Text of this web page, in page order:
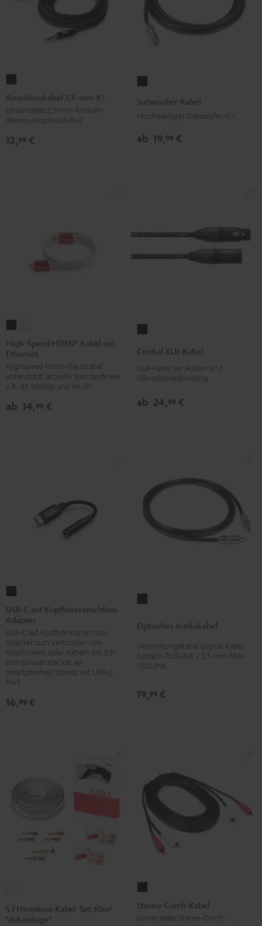
3,5-
mm-
Klinke
Schwarz
Anschlusskabel 3,5-mm-Klinke
Universelles 3,5-mm-Klinken-
Stereo-Anschlusskabel
12,99 €
Subwoofer-Kabel
Hochwertiges Subwoofer-Kabel
ab 19,99 €
Speed
HDMI®
Kabel
mit
Schwarz
Speed
HDMI®
Kabel
mit
Weiß
High-Speed HDMI® Kabel mit
Ethernet
Highspeed HDMI-Flachkabel
unterstützt aktuelle Standards wie
z.B. 4K 50/60p und 4K 3D
ab 14,99 €
Kabel
Schwarz
Cordial XLR-Kabel
XLR‑Kabel zur Audio‑ und
Mikrofonverbindung
ab 24,99 €
C
auf
Kopfhöreranschluss
Adapter
Schwarz
USB-C auf Kopfhöreranschluss
Adapter
USB-C auf Kopfhöreranschluss
Adapter zum Verbinden von
Kopfhörern oder Kabeln mit 3,5-
mm-Klinkenstecker an
Smartphones/Tablets mit USB-C-
Port
16,99 €
Schwarz
Optisches Audiokabel
Verbindungskabel Digital-Kabel
optisch TOSLINK / 3,5-mm-Mini-
TOSLINK
19,99 €
Heimkino
Kabel-
5.1 Heimkino Kabel-Set 30m²
"Advantage"
Cinch-
Kabel
Stereo-Cinch-Kabel
Universelles Stereo-Cinch-